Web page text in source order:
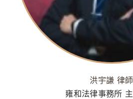
洪宇謙 律師
雍和法律事務所